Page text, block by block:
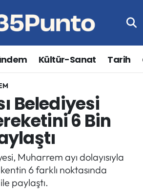
Kültür-Sanat Tarih
Belediyesi
6 Bin
Muharrem ayı dolayısıyla
6 farklı noktasında
paylaştı.